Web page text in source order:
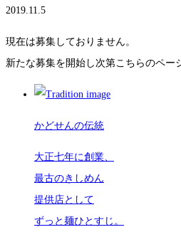
2019.11.5
現在は募集しておりません。
新たな募集を開始し次第こちらのペー
かどせんの伝統
大正七年に創業、
最古のきしめん
提供店として
ずっと麺ひとすじ。